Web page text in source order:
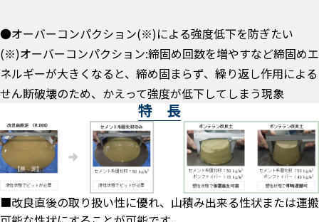
●オーバーコンパクション(※)による強度低下を防ぎたい
(※)オーバーコンパクション:締固め回数を増やすなど締固めエ
ネルギーが大きくなると、締め固まらず、繰り返し作用による
せん断破壊のため、かえって強度が低下してしまう現象
特 長
■改良直後の取り扱い性に優れ、山積み出来る性状または運搬